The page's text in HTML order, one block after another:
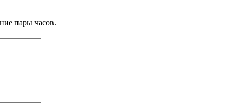
пары часов.